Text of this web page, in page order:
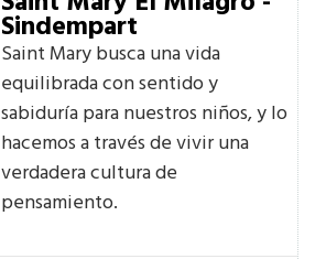
Sindempart
Saint Mary busca una vida
equilibrada con sentido y
sabiduría para nuestros niños, y lo
hacemos a través de vivir una
verdadera cultura de
pensamiento.